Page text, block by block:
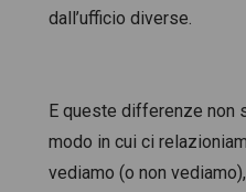
dall’ufficio diverse.
E queste differenze non
modo in cui ci
vediamo (o non